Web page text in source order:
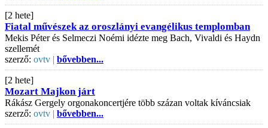
[2 hete]
Fiatal művészek az oroszlányi evangélikus templomban
Mekis Péter és Selmeczi Noémi idézte meg Bach, Vivaldi és Haydn
szellemét
szerző: ovtv | bővebben...
[2 hete]
Mozart Majkon járt
Rákász Gergely orgonakoncertjére több százan voltak kíváncsiak
szerző: ovtv | bővebben...